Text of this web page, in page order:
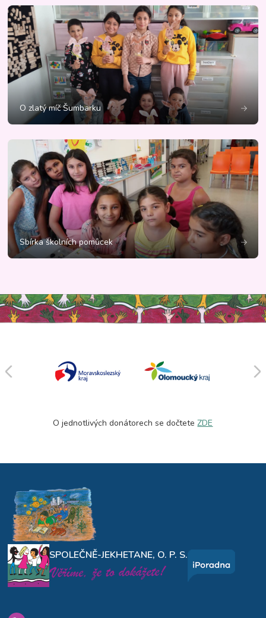
O zlatý míč Šumbarku
Sbírka školních pomůcek
O jednotlivých donátorech se dočteteZDE
SPOLEČNĚ-JEKHETANE, O. P. S.